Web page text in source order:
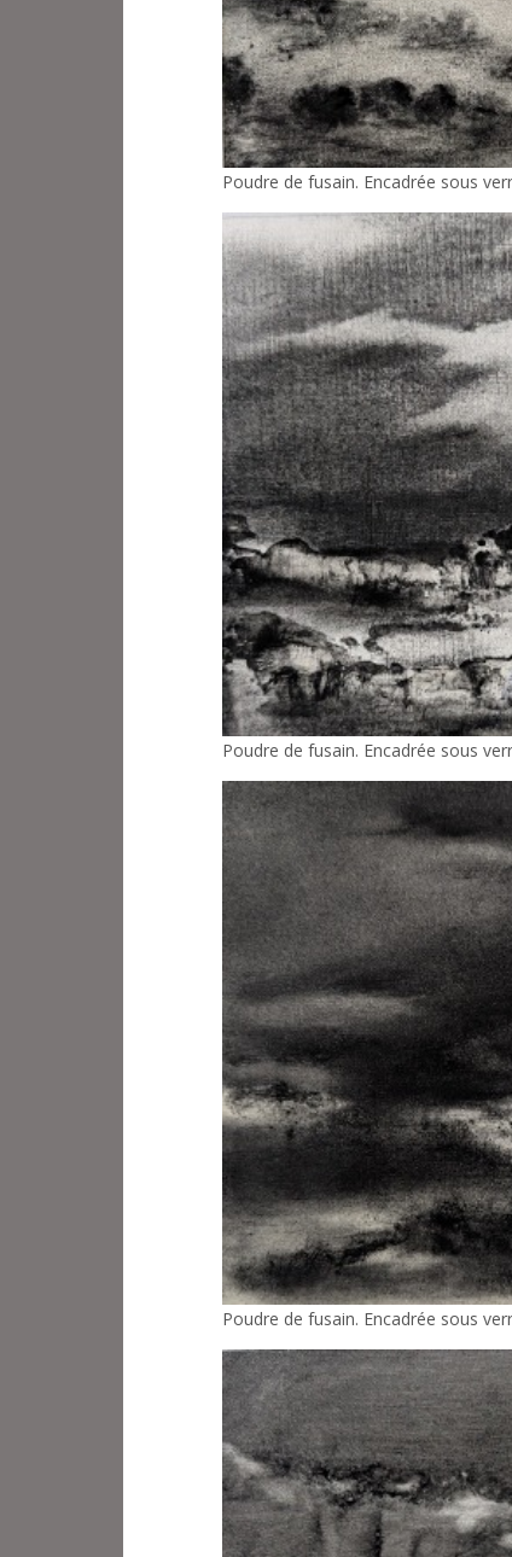
Poudre de fusain. Encadrée sous
Poudre de fusain. Encadrée sous
Poudre de fusain. Encadrée sous